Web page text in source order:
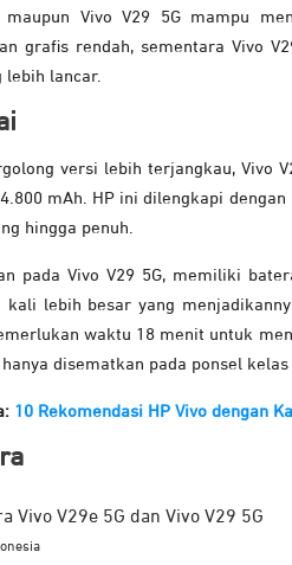
maupun Vivo V29 5G mampu
grafis rendah, sementara Vivo
lebih lancar.
versi lebih terjangkau, Vivo
mAh. HP ini dilengkapi dengan
hingga penuh.
pada Vivo V29 5G, memiliki
kali lebih besar yang
waktu 18 menit untuk
hanya disematkan pada ponsel
10 Rekomendasi HP Vivo dengan